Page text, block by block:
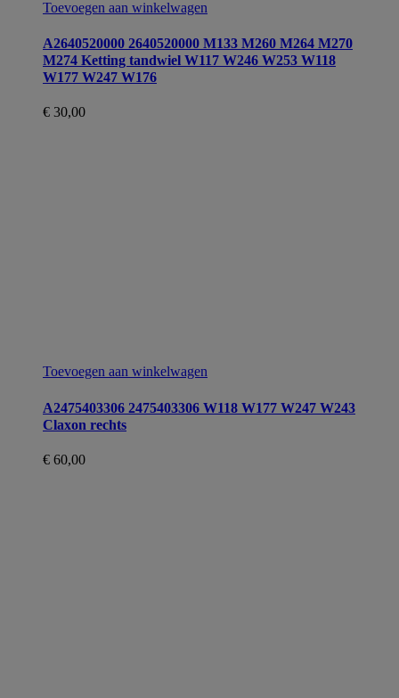
Toevoegen aan winkelwagen
A2640520000 2640520000 M133 M260 M264 M270
M274 Ketting tandwiel W117 W246 W253 W118
W177 W247 W176
€ 30,00
Toevoegen aan winkelwagen
A2475403306 2475403306 W118 W177 W247 W243
Claxon rechts
€ 60,00